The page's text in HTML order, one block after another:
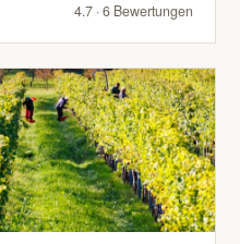
4.7 · 6 Bewertungen